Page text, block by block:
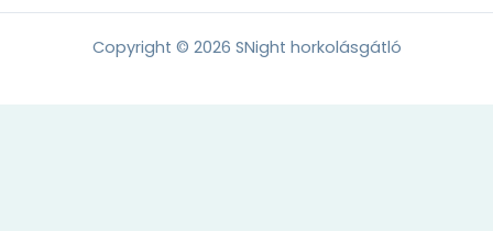
Copyright © 2026 SNight horkolásgátló